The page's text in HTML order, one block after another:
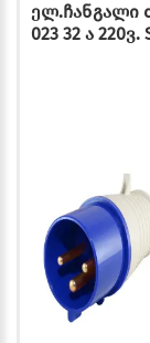
ელ.ჩანგალი
023 32 ა 220ვ.